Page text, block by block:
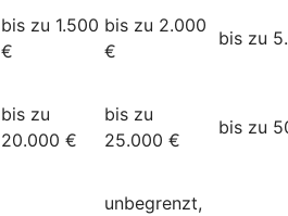
bis zu 1.500
€
bis zu 2.000
€
bis zu
bis zu
20.000 €
bis zu
25.000 €
bis zu
unbegrenzt,